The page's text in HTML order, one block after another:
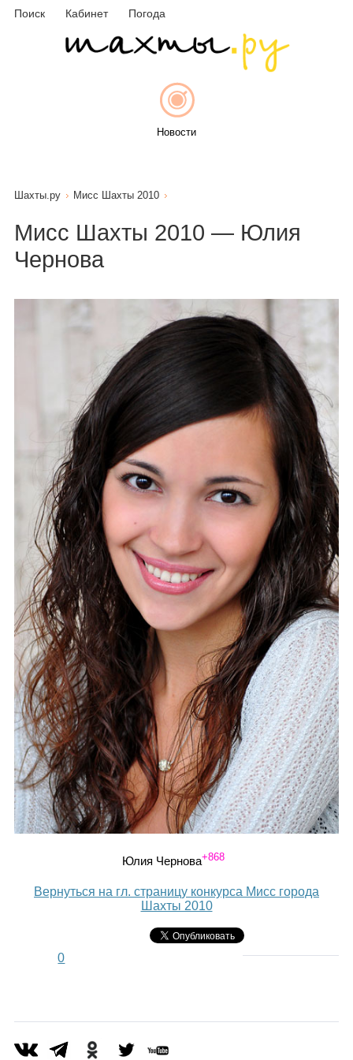
Поиск Кабинет Погода
Новости
Каталог
Инфо
Карты
Фотогалерея
Шахты.ру Мисс Шахты 2010
Мисс Шахты 2010 — Юлия
Чернова
Юлия Чернова+868
Вернуться на гл. страницу конкурса Мисс города
Шахты 2010
0